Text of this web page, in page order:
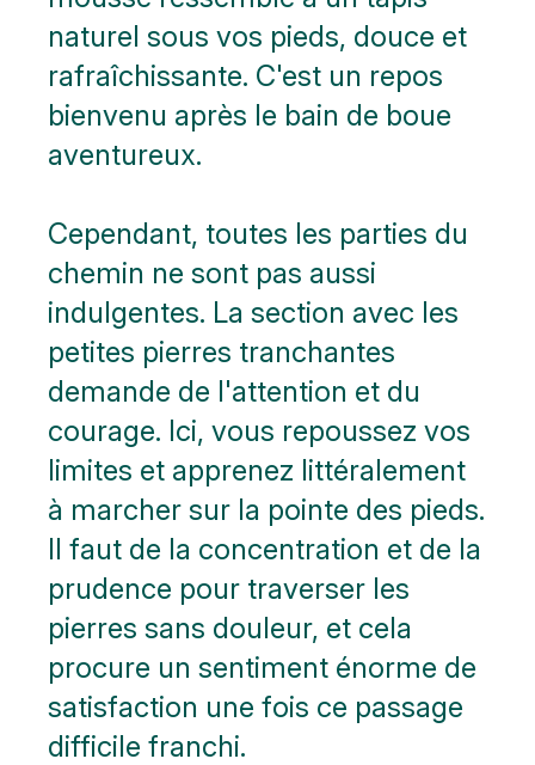
naturel sous vos pieds, douce et
rafraîchissante. C'est un repos
bienvenu après le bain de boue
aventureux.
Cependant, toutes les parties du
chemin ne sont pas aussi
indulgentes. La section avec les
petites pierres tranchantes
demande de l'attention et du
courage. Ici, vous repoussez vos
limites et apprenez littéralement
à marcher sur la pointe des pieds.
Il faut de la concentration et de la
prudence pour traverser les
pierres sans douleur, et cela
procure un sentiment énorme de
satisfaction une fois ce passage
difficile franchi.